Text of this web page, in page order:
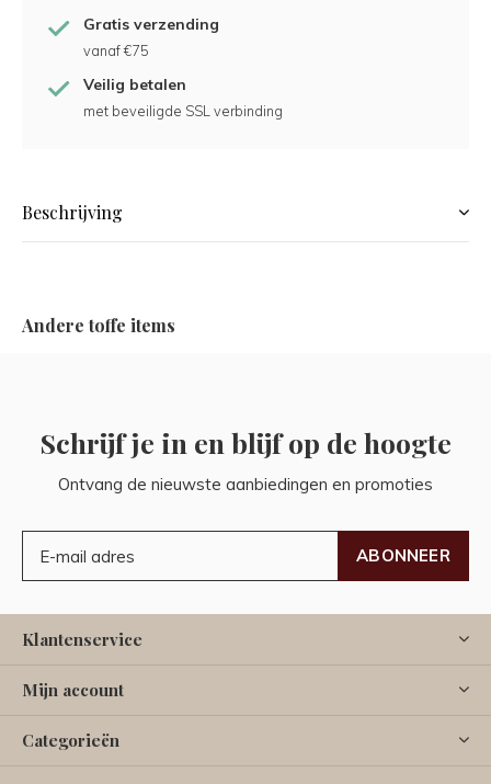
Gratis verzending
vanaf €75
Veilig betalen
met beveiligde SSL verbinding
Beschrijving
Andere toffe items
Schrijf je in en blijf op de hoogte
Ontvang de nieuwste aanbiedingen en promoties
ABONNEER
Klantenservice
Mijn account
Categorieën